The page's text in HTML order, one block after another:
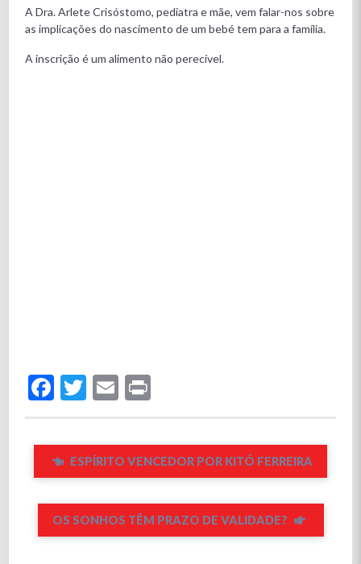
A Dra. Arlete Crisóstomo, pediatra e mãe, vem falar-nos sobre
as implicações do nascimento de um bebé tem para a família.
A inscrição é um alimento não perecível.
Facebook
Twitter
Email
ESPÍRITO VENCEDOR POR KITÓ FERREIRA
OS SONHOS TÊM PRAZO DE VALIDADE?